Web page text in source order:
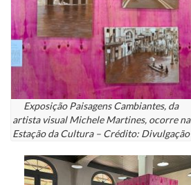
Exposição Paisagens Cambiantes, da
artista visual Michele Martines, ocorre na
Estação da Cultura – Crédito: Divulgação